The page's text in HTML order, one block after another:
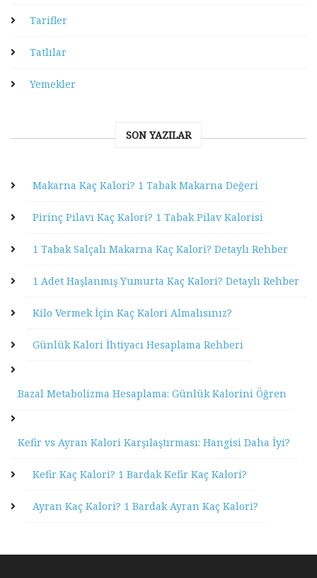
Tarifler
Tatlılar
Yemekler
SON YAZILAR
Makarna Kaç Kalori? 1 Tabak Makarna Değeri
Pirinç Pilavı Kaç Kalori? 1 Tabak Pilav Kalorisi
1 Tabak Salçalı Makarna Kaç Kalori? Detaylı Rehber
1 Adet Haşlanmış Yumurta Kaç Kalori? Detaylı Rehber
Kilo Vermek İçin Kaç Kalori Almalısınız?
Günlük Kalori İhtiyacı Hesaplama Rehberi
Bazal Metabolizma Hesaplama: Günlük Kalorini Öğren
Kefir vs Ayran Kalori Karşılaştırması: Hangisi Daha İyi?
Kefir Kaç Kalori? 1 Bardak Kefir Kaç Kalori?
Ayran Kaç Kalori? 1 Bardak Ayran Kaç Kalori?